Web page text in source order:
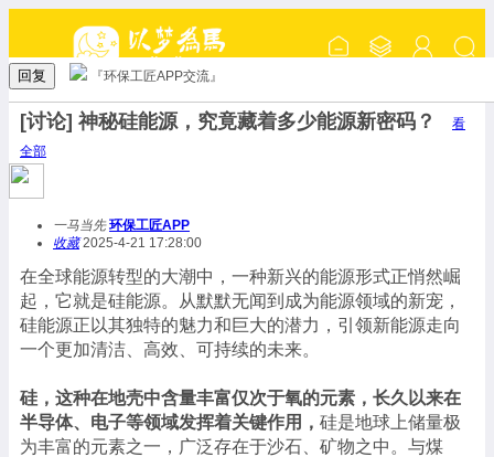
回复 『环保工匠APP交流』
[讨论] 神秘硅能源，究竟藏着多少能源新密码？
看
全部
一马当先 环保工匠APP
收藏2025-4-21 17:28:00
在全球能源转型的大潮中，一种新兴的能源形式正悄然崛
起，它就是硅能源。从默默无闻到成为能源领域的新宠，
硅能源正以其独特的魅力和巨大的潜力，引领新能源走向
一个更加清洁、高效、可持续的未来。
硅，这种在地壳中含量丰富仅次于氧的元素，长久以来在
半导体、电子等领域发挥着关键作用， 硅是地球上储量极
为丰富的元素之一，广泛存在于沙石、矿物之中。与煤